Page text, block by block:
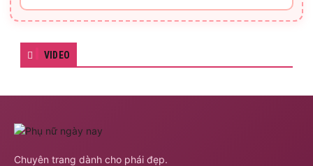
VIDEO
Chuyên trang dành cho phái đẹp.